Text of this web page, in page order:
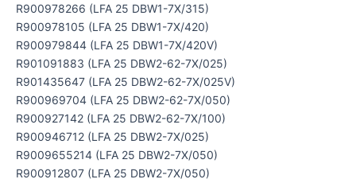
R900978266 (LFA 25 DBW1-7X/315)
R900978105 (LFA 25 DBW1-7X/420)
R900979844 (LFA 25 DBW1-7X/420V)
R901091883 (LFA 25 DBW2-62-7X/025)
R901435647 (LFA 25 DBW2-62-7X/025V)
R900969704 (LFA 25 DBW2-62-7X/050)
R900927142 (LFA 25 DBW2-62-7X/100)
R900946712 (LFA 25 DBW2-7X/025)
R9009655214 (LFA 25 DBW2-7X/050)
R900912807 (LFA 25 DBW2-7X/050)